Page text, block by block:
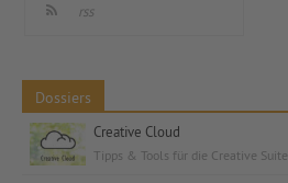
rss
Dossiers
Creative Cloud
Tipps & Tools für die Creative Suite